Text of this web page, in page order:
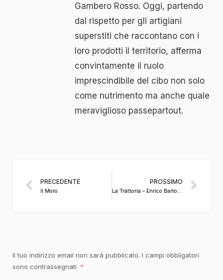
Gambero Rosso. Oggi, partendo
dal rispetto per gli artigiani
superstiti che raccontano con i
loro prodotti il territorio, afferma
convintamente il ruolo
imprescindibile del cibo non solo
come nutrimento ma anche quale
meraviglioso passepartout.
PRECEDENTE
Il Moro
PROSSIMO
La Trattoria – Enrico Bartolini
Il tuo indirizzo email non sarà pubblicato. I campi obbligatori
sono contrassegnati *